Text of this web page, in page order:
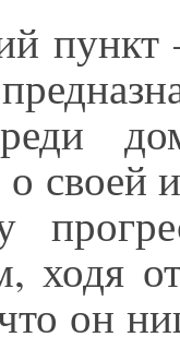
пункт
своей
ходя
что он